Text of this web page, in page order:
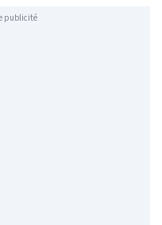
publicité